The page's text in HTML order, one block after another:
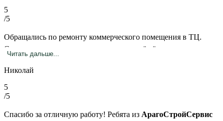
5
/5
Обращались по ремонту коммерческого помещения в ТЦ.
Составили смету, заключили договор, всё чётко и прозрачно.
Планируем обращаться повторно.
Читать дальше...
Николай
5
/5
Спасибо за отличную работу! Ребята из АрагоСтройСервис